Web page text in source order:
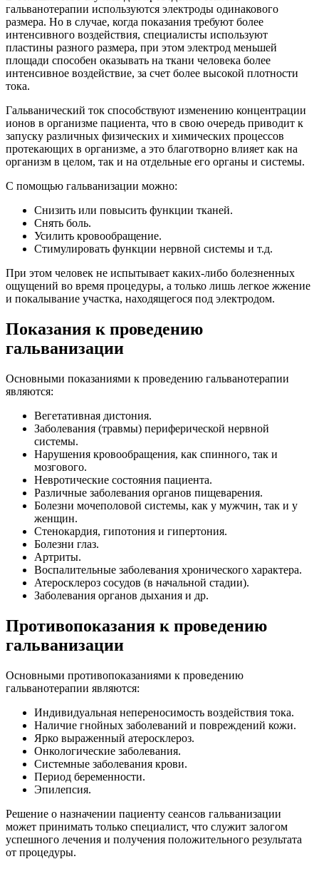
гальванотерапии используются электроды одинакового
размера. Но в случае, когда показания требуют более
интенсивного воздействия, специалисты используют
пластины разного размера, при этом электрод меньшей
площади способен оказывать на ткани человека более
интенсивное воздействие, за счет более высокой плотности
тока.
Гальванический ток способствуют изменению концентрации
ионов в организме пациента, что в свою очередь приводит к
запуску различных физических и химических процессов
протекающих в организме, а это благотворно влияет как на
организм в целом, так и на отдельные его органы и системы.
С помощью гальванизации можно:
Снизить или повысить функции тканей.
Снять боль.
Усилить кровообращение.
Стимулировать функции нервной системы и т.д.
При этом человек не испытывает каких-либо болезненных
ощущений во время процедуры, а только лишь легкое жжение
и покалывание участка, находящегося под электродом.
Показания к проведению
гальванизации
Основными показаниями к проведению гальванотерапии
являются:
Вегетативная дистония.
Заболевания (травмы) периферической нервной
системы.
Нарушения кровообращения, как спинного, так и
мозгового.
Невротические состояния пациента.
Различные заболевания органов пищеварения.
Болезни мочеполовой системы, как у мужчин, так и у
женщин.
Стенокардия, гипотония и гипертония.
Болезни глаз.
Артриты.
Воспалительные заболевания хронического характера.
Атеросклероз сосудов (в начальной стадии).
Заболевания органов дыхания и др.
Противопоказания к проведению
гальванизации
Основными противопоказаниями к проведению
гальванотерапии являются:
Индивидуальная непереносимость воздействия тока.
Наличие гнойных заболеваний и повреждений кожи.
Ярко выраженный атеросклероз.
Онкологические заболевания.
Системные заболевания крови.
Период беременности.
Эпилепсия.
Решение о назначении пациенту сеансов гальванизации
может принимать только специалист, что служит залогом
успешного лечения и получения положительного результата
от процедуры.